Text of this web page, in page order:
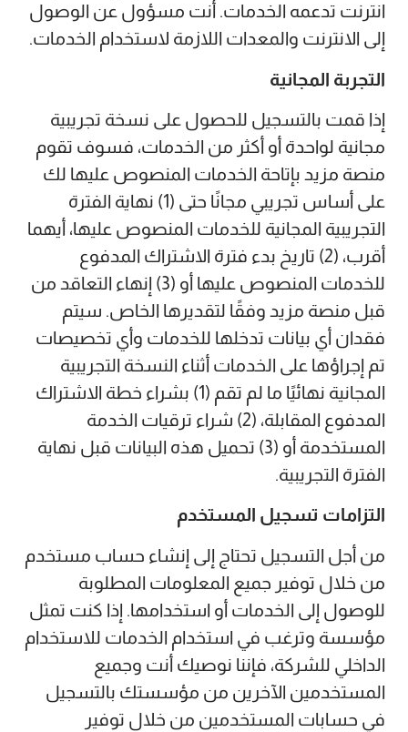
انترنت تدعمه الخدمات. أنت مسؤول عن الوصول
إلى الانترنت والمعدات اللازمة لاستخدام الخدمات.
التجربة المجانية
إذا قمت بالتسجيل للحصول على نسخة تجريبية
مجانية لواحدة أو أكثر من الخدمات، فسوف تقوم
منصة مزيد بإتاحة الخدمات المنصوص عليها لك
على أساس تجريبي مجانًا حتى (1) نهاية الفترة
التجريبية المجانية للخدمات المنصوص عليها، أيهما
أقرب، (2) تاريخ بدء فترة الاشتراك المدفوع
للخدمات المنصوص عليها أو (3) إنهاء التعاقد من
قبل منصة مزيد وفقًا لتقديرها الخاص. سيتم
فقدان أي بيانات تدخلها للخدمات وأي تخصيصات
تم إجراؤها على الخدمات أثناء النسخة التجريبية
المجانية نهائيًا ما لم تقم (1) بشراء خطة الاشتراك
المدفوع المقابلة، (2) شراء ترقيات الخدمة
المستخدمة أو (3) تحميل هذه البيانات قبل نهاية
الفترة التجريبية.
التزامات تسجيل المستخدم
من أجل التسجيل تحتاج إلى إنشاء حساب مستخدم
من خلال توفير جميع المعلومات المطلوبة
للوصول إلى الخدمات أو استخدامها. إذا كنت تمثل
مؤسسة وترغب في استخدام الخدمات للاستخدام
الداخلي للشركة، فإننا نوصيك أنت وجميع
المستخدمين الآخرين من مؤسستك بالتسجيل
في حسابات المستخدمين من خلال توفير